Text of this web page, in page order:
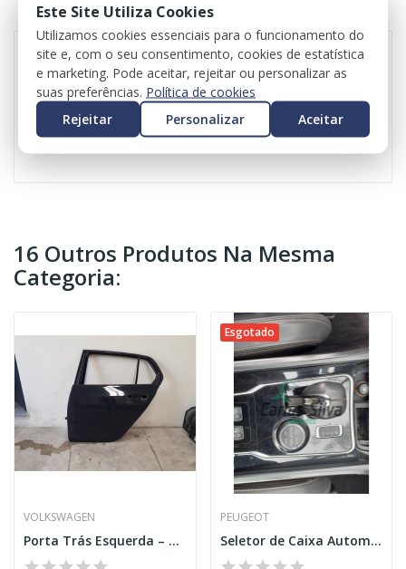
REVIEWS
Conjunto de bancos para Audi A1(8X1,8XK)
Valor do iva incluído
Valor do transporte não incluído
16 Outros Produtos Na Mesma
Categoria:
VOLKSWAGEN
Porta Trás Esquerda – VOLKSWAGEN GOLF VIII (CD1)
Esgotado
PEUGEOT
Seletor de Caixa Automática – PEUGEOT 508 SW I...
Este Site Utiliza Cookies
Utilizamos cookies essenciais para o funcionamento do
site e, com o seu consentimento, cookies de estatística
e marketing. Pode aceitar, rejeitar ou personalizar as
suas preferências. Política de cookies
Rejeitar
Personalizar Aceitar